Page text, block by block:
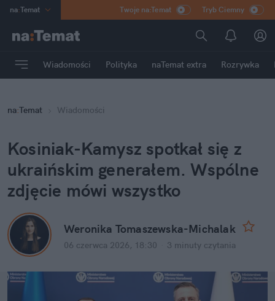
na:Temat
Poland
mama
Rozrywka
Twoje na:Temat Tryb Ciemny
Wiadomości Polityka naTemat extra Rozrywka
na:Temat Wiadomości
Kosiniak-Kamysz spotkał się z
ukraińskim generałem. Wspólne
zdjęcie mówi wszystko
Weronika Tomaszewska-Michalak
06 czerwca 2026, 18:30 3 minuty czytania